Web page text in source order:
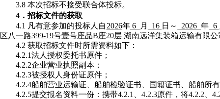
3.8 本次招标不接受联合体投标。
4．招标文件的获取
4.1 凡有意参加的投标人自 2026年6 月 16 日～ 2026年 6
区八一路399-19号壹号座品B座20层 湖南远洋集装箱运输有限公
4.2 获取招标文件时所需资料如下：
4.2.1法人授权委托书原件；
4.2.2企业营业执照副本；
4.2.3被授权人身份证原件；
4.2.4船舶营业运输证、船舶检验证书、国籍证书、船舶所
4.2.5提交报名资料一份：携带4.2.1、4.2.3原件，将4.2.2、